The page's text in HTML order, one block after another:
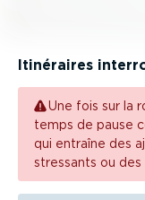
Itinéraires
Une fois sur la
temps de pause
qui entraîne des
stressants ou des